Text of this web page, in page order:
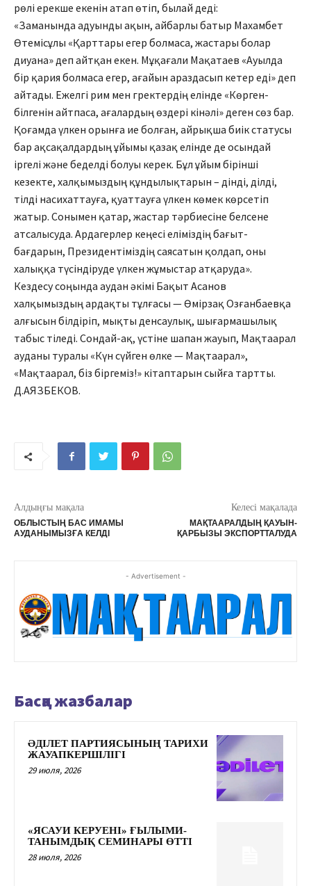
рөлі ерекше екенін атап өтіп, былай деді:
«Заманында адуынды ақын, айбарлы батыр Махамбет
Өтемісұлы «Қарттары егер болмаса, жастары болар
диуана» деп айтқан екен. Мұқағали Мақатаев «Ауылда
бір қария болмаса егер, ағайын араздасып кетер еді» деп
айтады. Ежелгі рим мен гректердің елінде «Көрген-
білгенін айтпаса, ағалардың өздері кінәлі» деген сөз бар.
Қоғамда үлкен орынға ие болған, айрықша биік статусы
бар ақсақалдардың ұйымы қазақ елінде де осындай
іргелі және беделді болуы керек. Бұл ұйым бірінші
кезекте, халқымыздың құндылықтарын – дінді, ділді,
тілді насихаттауға, қуаттауға үлкен көмек көрсетіп
жатыр. Сонымен қатар, жастар тәрбиесіне белсене
атсалысуда. Ардагерлер кеңесі еліміздің бағыт-
бағдарын, Президентіміздің саясатын қолдап, оны
халыққа түсіндіруде үлкен жұмыстар атқаруда».
Кездесу соңында аудан әкімі Бақыт Асанов
халқымыздың ардақты тұлғасы — Өмірзақ Озғанбаевқа
алғысын білдіріп, мықты денсаулық, шығармашылық
табыс тіледі. Сондай-ақ, үстіне шапан жауып, Мақтаарал
ауданы туралы «Күн сүйген өлке — Мақтаарал»,
«Мақтаарал, біз біргеміз!» кітаптарын сыйға тартты.
Д.АЯЗБЕКОВ.
Алдыңғы мақала
ОБЛЫСТЫҢ БАС ИМАМЫ
АУДАНЫМЫЗҒА КЕЛДІ
Келесі мақалада
МАҚТААРАЛДЫҢ ҚАУЫН-
ҚАРБЫЗЫ ЭКСПОРТТАЛУДА
- Advertisement -
Басқа жазбалар
ӘДІЛЕТ ПАРТИЯСЫНЫҢ ТАРИХИ
ЖАУАПКЕРШІЛІГІ
29 июля, 2026
«ЯСАУИ КЕРУЕНІ» ҒЫЛЫМИ-
ТАНЫМДЫҚ СЕМИНАРЫ ӨТТІ
28 июля, 2026